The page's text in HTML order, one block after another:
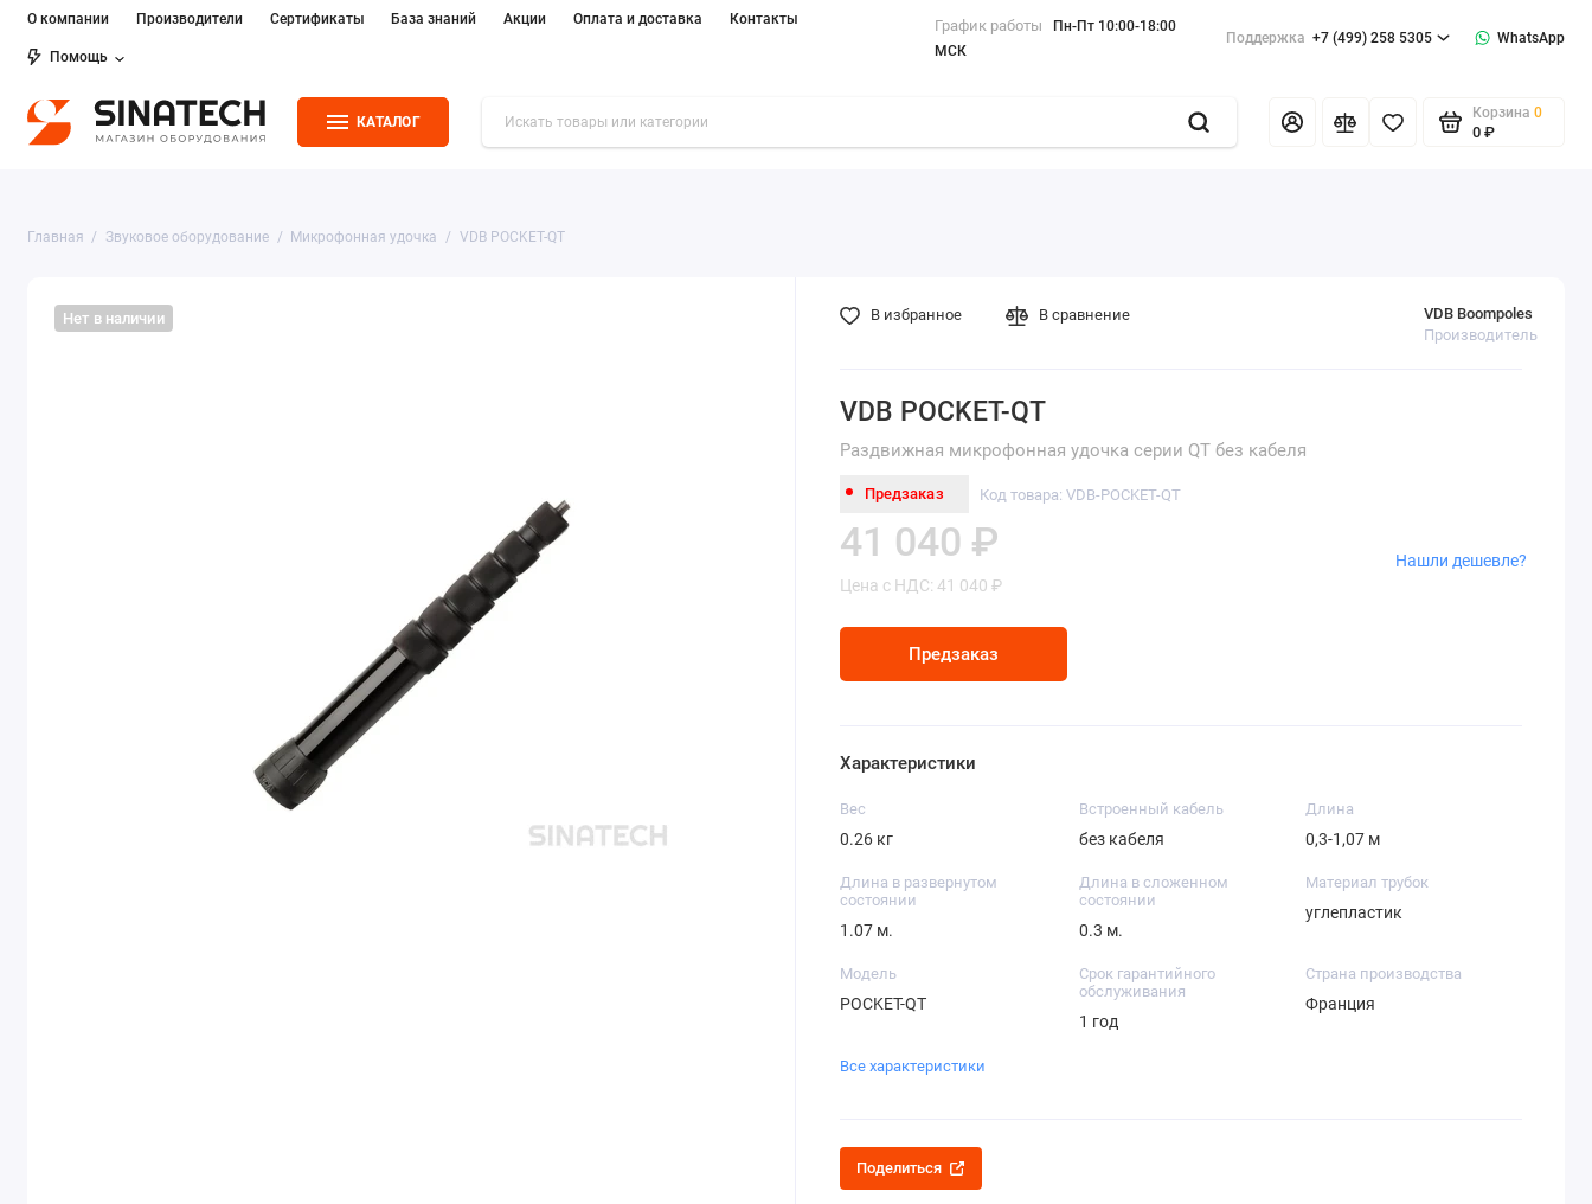
О компании Производители Сертификаты База знаний Акции Оплата и доставка Контакты
Помощь
График работы
Пн-Пт 10:00-18:00
МСК
Поддержка +7 (499) 258 5305 WhatsApp
КАТАЛОГ
Корзина 0
0 ₽
Главная Звуковое оборудование Микрофонная удочка VDB POCKET-QT
Нет в наличии
VDB POCKET-QT
Раздвижная микрофонная удочка серии QT без кабеля
Предзаказ Код товара: VDB-POCKET-QT
VDB Boompoles
Производитель
41 040 ₽
Цена с НДС: 41 040 ₽
Предзаказ
Нашли дешевле?
В избранное В сравнение
Характеристики
Вес
0.26 кг
Встроенный кабель
без кабеля
Длина
0,3-1,07 м
Длина в развернутом
состоянии
1.07 м.
Длина в сложенном
состоянии
0.3 м.
Материал трубок
углепластик
Модель
POCKET-QT
Срок гарантийного
обслуживания
1 год
Страна производства
Франция
Все характеристики
Поделиться